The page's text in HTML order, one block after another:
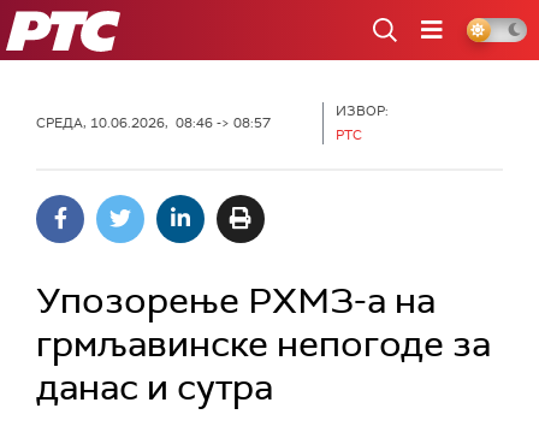
РТС
СРЕДА, 10.06.2026, 08:46 -> 08:57
ИЗВОР:
РТС
Упозорење РХМЗ-а на
грмљавинске непогоде за
данас и сутра